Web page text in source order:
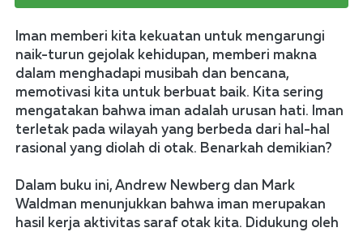
Iman memberi kita kekuatan untuk mengarungi
naik-turun gejolak kehidupan, memberi makna
dalam menghadapi musibah dan bencana,
memotivasi kita untuk berbuat baik. Kita sering
mengatakan bahwa iman adalah urusan hati. Iman
terletak pada wilayah yang berbeda dari hal-hal
rasional yang diolah di otak. Benarkah demikian?
Dalam buku ini, Andrew Newberg dan Mark
Waldman menunjukkan bahwa iman merupakan
hasil kerja aktivitas saraf otak kita. Didukung oleh